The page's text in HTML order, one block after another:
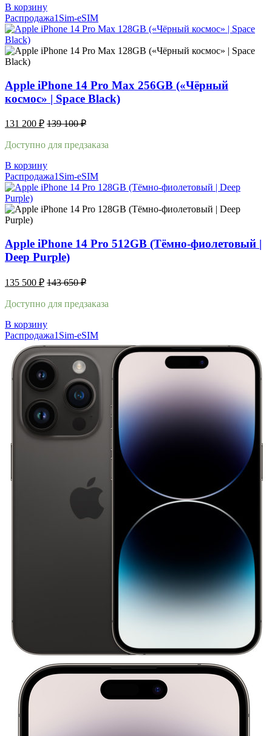
В корзину
Распродажа1Sim-eSIM
Apple iPhone 14 Pro Max 256GB («Чёрный
космос» | Space Black)
131 200 ₽ 139 100₽
Доступно для предзаказа
В корзину
Распродажа1Sim-eSIM
Apple iPhone 14 Pro 512GB (Тёмно-фиолетовый |
Deep Purple)
135 500 ₽ 143 650₽
Доступно для предзаказа
В корзину
Распродажа1Sim-eSIM